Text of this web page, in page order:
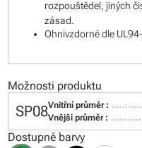
rozpouštědel, jiných
zásad.
Ohnivzdorné dle
Možnosti produktu
SP08Vnitřní průměr :
Vnější průměr :
Dostupné barvy